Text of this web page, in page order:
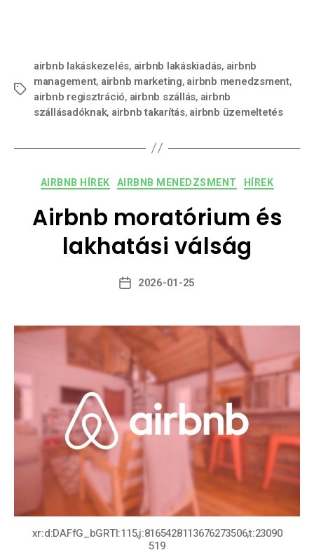
airbnb lakáskezelés, airbnb lakáskiadás, airbnb
management, airbnb marketing,airbnb menedzsment,
airbnb regisztráció, airbnb szállás, airbnb
szállásadóknak, airbnb takarítás,airbnb üzemeltetés
AIRBNB HÍREK AIRBNB MENEDZSMENT HÍREK
Airbnb moratórium és
lakhatási válság
2026-01-25
xr:d:DAFfG_bGRTI:115,j:8165428113676273506,t:23090
519